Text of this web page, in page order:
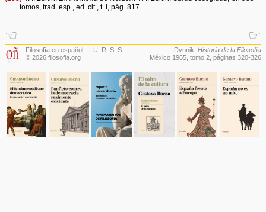
tomos, trad. esp., ed. cit., t. I, pág. 817.
☜ ☞
Filosofía en español
© 2026 filosofia.org
U. R. S. S. Dynnik, Historia de la Filosofía
México 1965, tomo 2, páginas 320-326